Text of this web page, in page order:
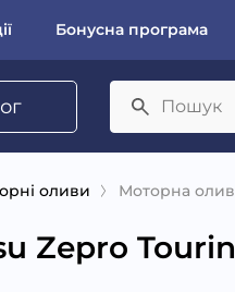
Бонусна програма
оливи Моторна
Zepro